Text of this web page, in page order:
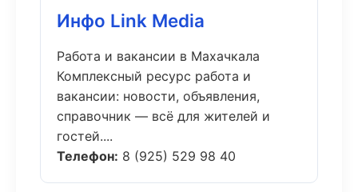
Инфо Link Media
Работа и вакансии в Махачкала
Комплексный ресурс работа и
вакансии: новости, объявления,
справочник — всё для жителей и
гостей....
Телефон: 8 (925) 529 98 40